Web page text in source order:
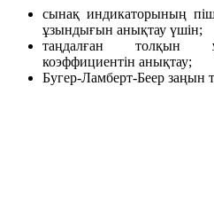
сынақ индикаторының
ұзындығын анықтау үшін;
таңдалған толқын
коэффициентін анықтау;
Бугер-Ламберт-Беер заңын